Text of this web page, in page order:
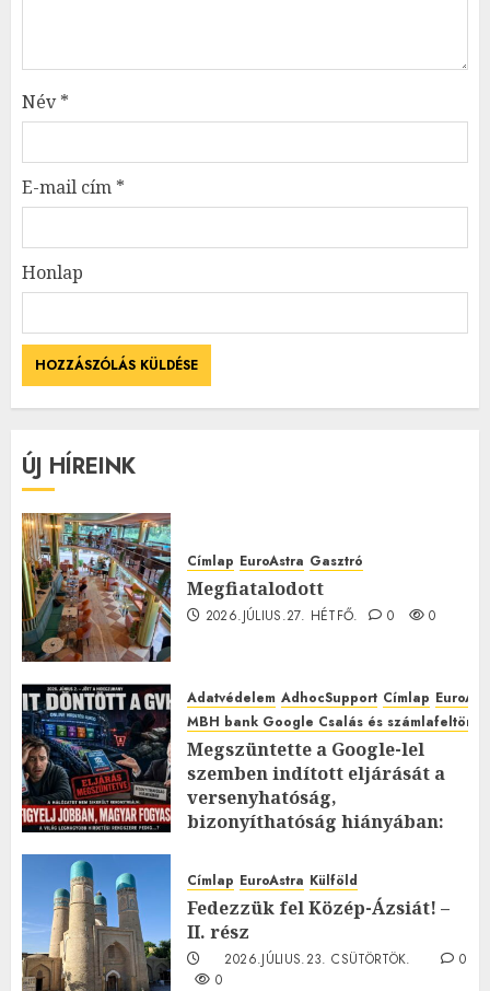
Név*
E-mail cím *
Honlap
ÚJ HÍREINK
Címlap EuroAstra Gasztró
Megfiatalodott
2026.JÚLIUS.27. HÉTFŐ. 0 0
Adatvédelem AdhocSupport Címlap
MBH bank Google Csalás és
Megszüntette a Google-lel
szemben indított eljárását a
versenyhatóság,
bizonyíthatóság hiányában:
2026.JÚLIUS.23. CSÜTÖRTÖK.
0
Címlap EuroAstra Külföld
Fedezzük fel Közép-Ázsiát! –
II. rész
2026.JÚLIUS.23. CSÜTÖRTÖK.
0
0